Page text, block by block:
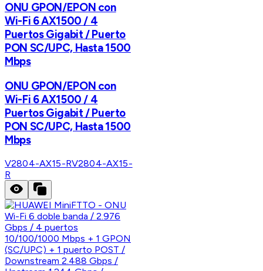
ONU GPON/EPON con
Wi-Fi 6 AX1500 / 4
Puertos Gigabit / Puerto
PON SC/UPC, Hasta 1500
Mbps
ONU GPON/EPON con
Wi-Fi 6 AX1500 / 4
Puertos Gigabit / Puerto
PON SC/UPC, Hasta 1500
Mbps
V2804-AX15-RV2804-AX15-
R